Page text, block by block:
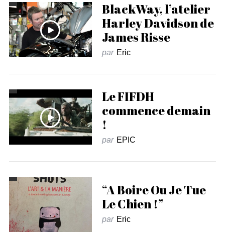
BlackWay, l’atelier
Harley Davidson de
James Risse
par Eric
Le FIFDH
commence demain
!
par EPIC
“A Boire Ou Je Tue
Le Chien !”
par Eric